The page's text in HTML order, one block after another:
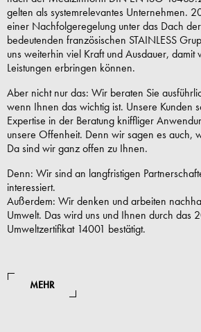
gelten als systemrelevantes Unternehmen.
einer Nachfolgeregelung unter das Dach
bedeutenden französischen STAINLESS
uns weiterhin viel Kraft und Ausdauer, damit
Leistungen erbringen können.
Aber nicht nur das: Wir beraten Sie
wenn Ihnen das wichtig ist. Unsere Kunden
Expertise in der Beratung kniffliger
unsere Offenheit. Denn wir sagen es auch,
Da sind wir ganz offen zu Ihnen.
Denn: Wir sind an langfristigen
interessiert.
Außerdem: Wir denken und arbeiten
Umwelt. Das wird uns und Ihnen durch das
Umweltzertifikat 14001 bestätigt.
MEHR